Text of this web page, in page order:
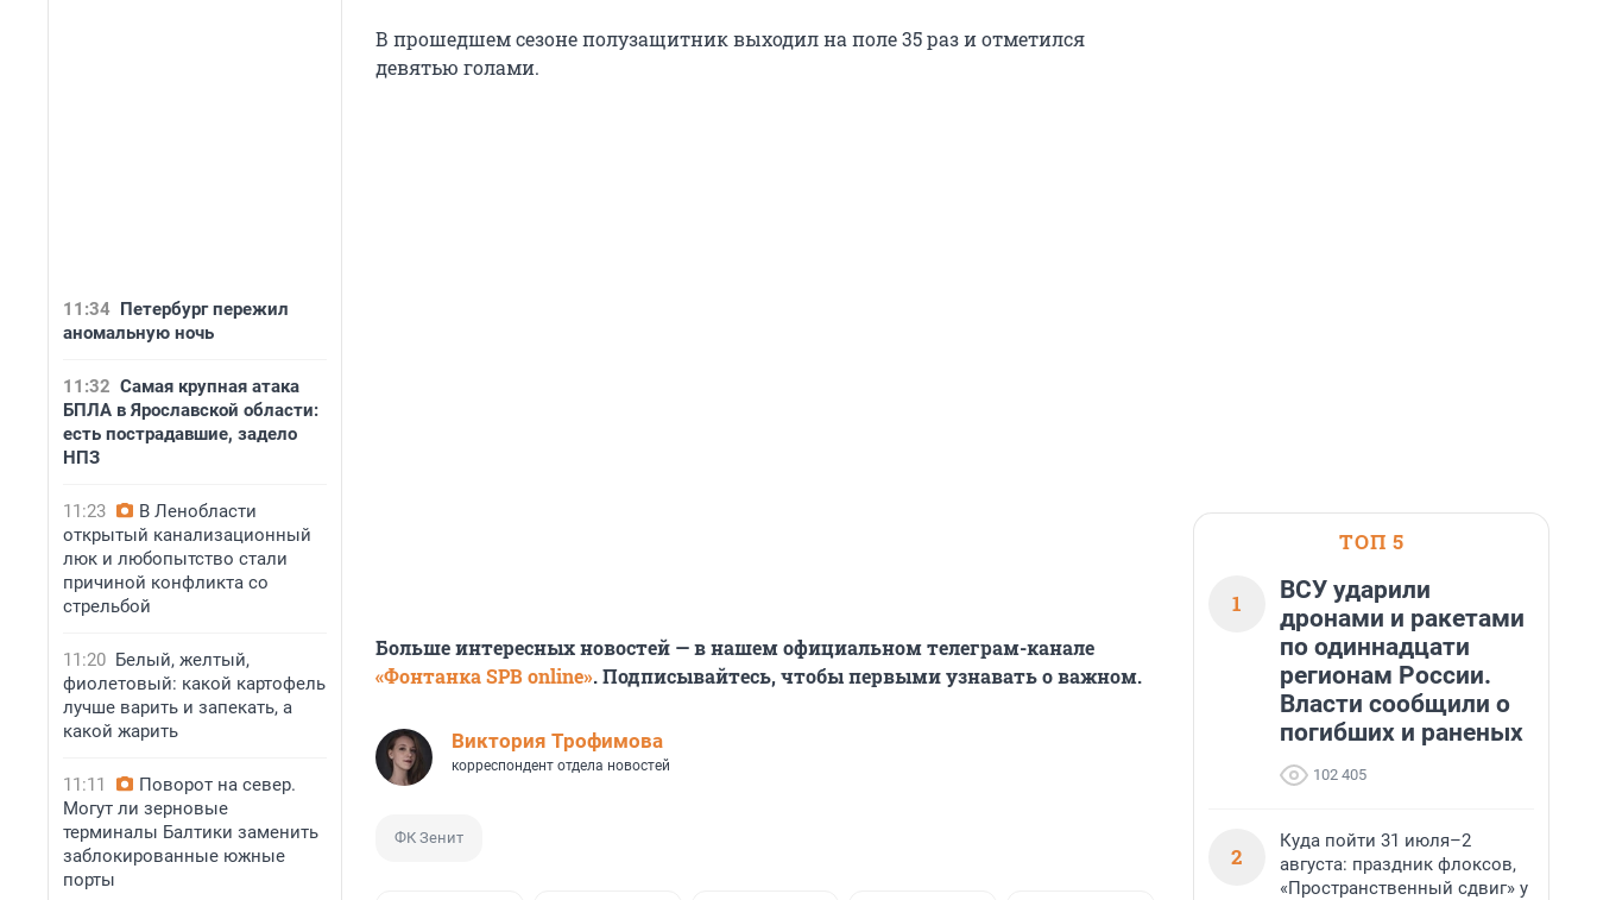
11:34 Петербург пережил
аномальную ночь
11:32 Самая крупная атака
БПЛА в Ярославской области:
есть пострадавшие, задело
НПЗ
11:23
В Ленобласти
открытый канализационный
люк и любопытство стали
причиной конфликта со
стрельбой
11:20 Белый, желтый,
фиолетовый: какой картофель
лучше варить и запекать, а
какой жарить
11:11
Поворот на север.
Могут ли зерновые
терминалы Балтики заменить
заблокированные южные
порты
В прошедшем сезоне полузащитник выходил на поле 35 раз и отметился
девятью голами.
Больше интересных новостей — в нашем официальном телеграм-канале
«Фонтанка SPB online». Подписывайтесь, чтобы первыми узнавать о важном.
Виктория Трофимова
корреспондент отдела новостей
ФК Зенит
ТОП 5
1
ВСУ ударили
дронами и ракетами
по одиннадцати
регионам России.
Власти сообщили о
погибших и раненых
102 405
2
Куда пойти 31 июля–2
августа: праздник флоксов,
«Пространственный сдвиг» у